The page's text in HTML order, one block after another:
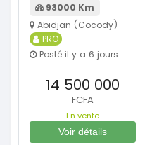
93000 Km
Abidjan (Cocody)
PRO
Posté il y a 6 jours
14 500 000
FCFA
En vente
Voir détails